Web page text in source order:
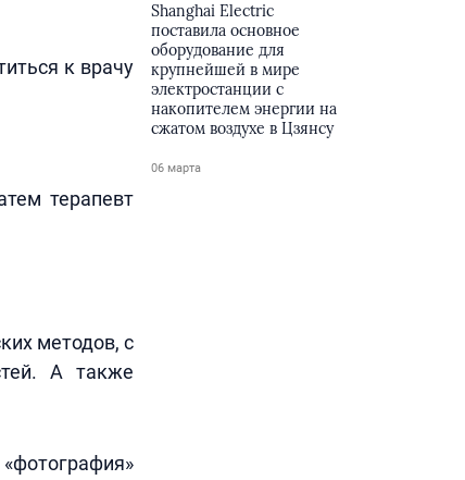
к врачу
терапевт
методов, с
А также
Shanghai Electric
поставила основное
оборудование для
крупнейшей в мире
электростанции с
накопителем энергии на
сжатом воздухе в Цзянсу
06 марта